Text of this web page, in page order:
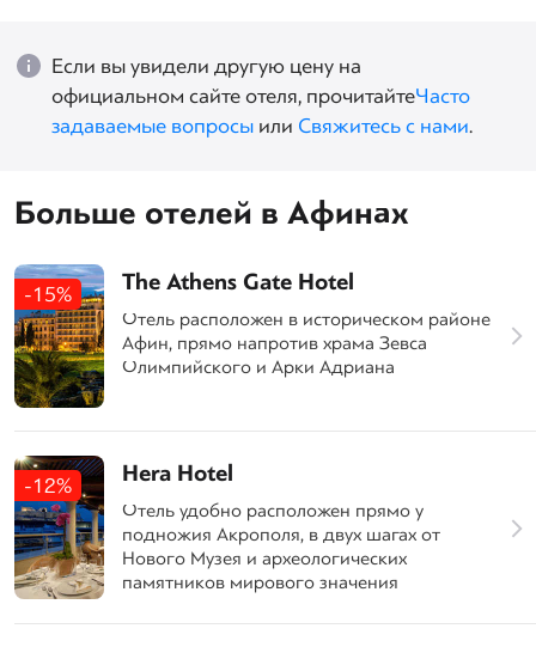
Если вы увидели другую цену на
официальном сайте отеля, прочитайтеЧасто
задаваемые вопросы или Свяжитесь с нами.
Больше отелей в Афинах
-15% The Athens Gate Hotel
Отель расположен в историческом районе
Афин, прямо напротив храма Зевса
Олимпийского и Арки Адриана
-12% Hera Hotel
Отель удобно расположен прямо у
подножия Акрополя, в двух шагах от
Нового Музея и археологических
памятников мирового значения